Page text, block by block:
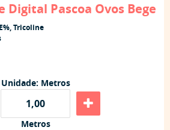
Digital Pascoa Ovos Bege
,Tricoline
Unidade: Metros
Metros